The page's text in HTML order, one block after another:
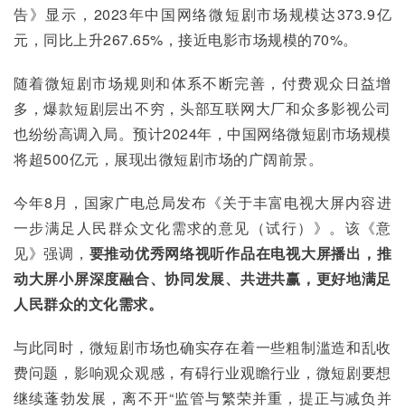
告》显示，2023年中国网络微短剧市场规模达373.9亿
元，同比上升267.65%，接近电影市场规模的70%。
随着微短剧市场规则和体系不断完善，付费观众日益增
多，爆款短剧层出不穷，头部互联网大厂和众多影视公司
也纷纷高调入局。预计2024年，中国网络微短剧市场规模
将超500亿元，展现出微短剧市场的广阔前景。
今年8月，国家广电总局发布《关于丰富电视大屏内容进
一步满足人民群众文化需求的意见（试行）》。该《意
见》强调， 要推动优秀网络视听作品在电视大屏播出，推
动大屏小屏深度融合、协同发展、共进共赢，更好地满足
人民群众的文化需求。
与此同时，微短剧市场也确实存在着一些粗制滥造和乱收
费问题，影响观众观感，有碍行业观瞻行业，微短剧要想
继续蓬勃发展，离不开“监管与繁荣并重，提正与减负并